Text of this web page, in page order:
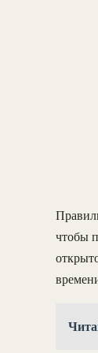
чтобы